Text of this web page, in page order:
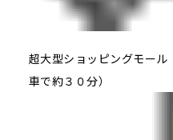
超大型ショッピングモール
車で約３０分）